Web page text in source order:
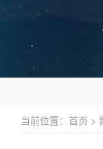
当前位置： 首页 >